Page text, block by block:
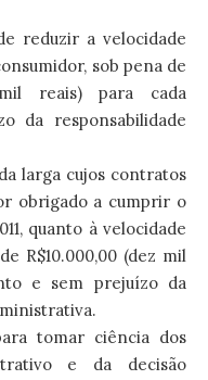
reduzir a velocidade
sob pena de
reais) para cada
da responsabilidade
larga cujos contratos
obrigado a cumprir o
quanto à velocidade
R$10.000,00 (dez mil
e sem prejuízo da
tomar ciência dos
e da decisão